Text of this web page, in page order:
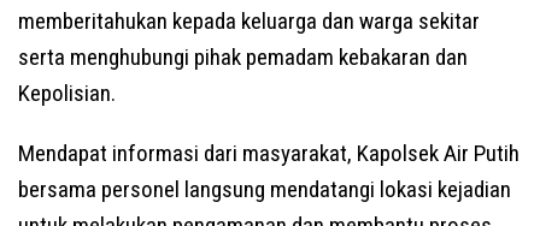
memberitahukan kepada keluarga dan warga sekitar
serta menghubungi pihak pemadam kebakaran dan
Kepolisian.
Mendapat informasi dari masyarakat, Kapolsek Air Putih
bersama personel langsung mendatangi lokasi kejadian